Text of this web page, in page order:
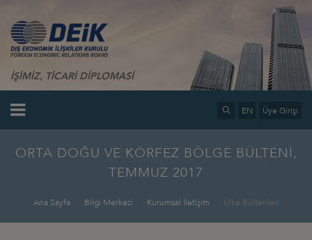
İŞİMİZ, TİCARİ DİPLOMASİ
EN Üye Girişi
ORTA DOĞU VE KÖRFEZ BÖLGE BÜLTENİ,
TEMMUZ 2017
Ana Sayfa Bilgi Merkezi Kurumsal İletişim Ülke Bültenleri